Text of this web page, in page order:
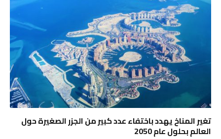
تغير المناخ يهدد باختفاء عدد كبير من الجزر الصغيرة حول
العالم بحلول عام 2050